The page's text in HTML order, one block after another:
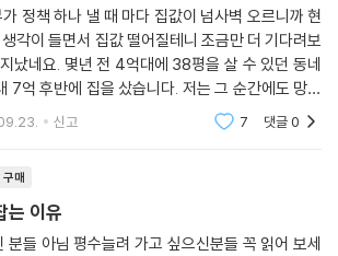
정책 하나 낼 때 마다 집값이 넘사벽 오르니까 현
각이 들면서 집값 떨어질테니 조금만 더 기다려보
났네요. 몇년 전 4억대에 38평을 살 수 있던 동네
7억 후반에 집을 샀습니다. 저는 그 순간에도 망설
보게 됐고 등기를 쳤네요. 그 직후 신용대출까지
신고 7 댓글0
구매
는 이유
분들 아님 평수늘려 가고 싶으신분들 꼭 읽어 보세